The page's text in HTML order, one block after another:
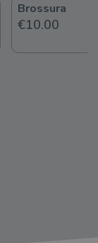
Brossura
€10.00